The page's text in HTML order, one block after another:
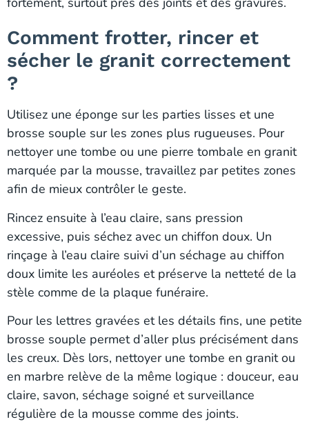
Comment frotter, rincer et
sécher le granit correctement
?
Utilisez une éponge sur les parties lisses et une
brosse souple sur les zones plus rugueuses. Pour
nettoyer une tombe ou une pierre tombale en granit
marquée par la mousse, travaillez par petites zones
afin de mieux contrôler le geste.
Rincez ensuite à l’eau claire, sans pression
excessive, puis séchez avec un chiffon doux. Un
rinçage à l’eau claire suivi d’un séchage au chiffon
doux limite les auréoles et préserve la netteté de la
stèle comme de la plaque funéraire.
Pour les lettres gravées et les détails fins, une petite
brosse souple permet d’aller plus précisément dans
les creux. Dès lors, nettoyer une tombe en granit ou
en marbre relève de la même logique : douceur, eau
claire, savon, séchage soigné et surveillance
régulière de la mousse comme des joints.